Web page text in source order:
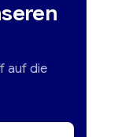
auf die